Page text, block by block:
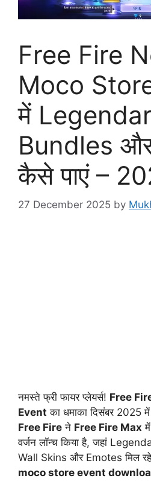
Free Fire
Moco
में
Bundles
कैसे पाएं –
27 December 2025 by
नमस्ते फ्री फायर प्लेयर्स! Free
Event का धमाका दिसंबर 2025
Free Fire ने Free Fire Max
वर्जन लॉन्च किया है, जहां
Wall Skins और Emotes मिल
moco store event